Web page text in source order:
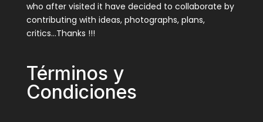
who after visited it have decided to collaborate by
contributing with ideas, photographs, plans,
critics…Thanks !!!
Términos y
Condiciones